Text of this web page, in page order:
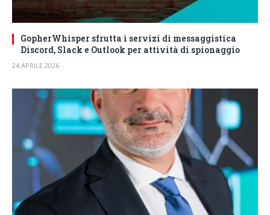
GopherWhisper sfrutta i servizi di messaggistica
Discord, Slack e Outlook per attività di spionaggio
24 APRILE 2026